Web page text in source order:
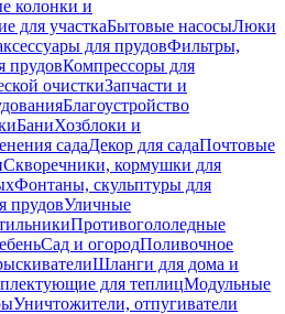
колонки и
для участкаБытовые насосыЛюки
для прудовФильтры,
прудовКомпрессоры для
очисткиЗапчасти и
Благоустройство
БаниХозблоки и
садаДекор для садаПочтовые
Скворечники, кормушки для
Фонтаны, скульптуры для
прудовУличные
Противогололедные
Сад и огородПоливочное
Шланги для дома и
для теплицМодульные
Уничтожители, отпугиватели